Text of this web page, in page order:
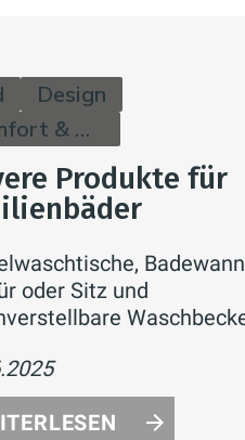
Design
Komfort & Hygiene
Produkte für
oder Sitz und
Sicherheit und
für Groß und